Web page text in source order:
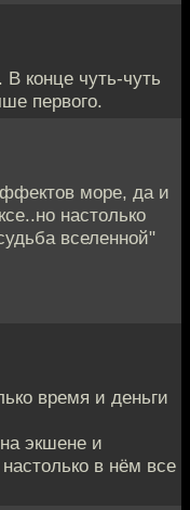
конце чуть-чуть
первого.
море, да и
настолько
вселенной"
время и деньги
экшене и
в нём все